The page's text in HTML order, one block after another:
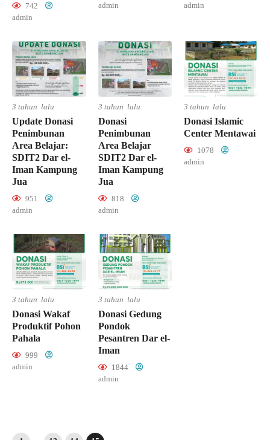
742
admin
admin
admin
3 tahun lalu
Update Donasi
Penimbunan
Area Belajar:
SDIT2 Dar el-
Iman Kampung
Jua
951
admin
3 tahun lalu
Donasi
Penimbunan
Area Belajar
SDIT2 Dar el-
Iman Kampung
Jua
818
admin
3 tahun lalu
Donasi Islamic
Center Mentawai
1078
admin
3 tahun lalu
Donasi Wakaf
Produktif Pohon
Pahala
999
admin
3 tahun lalu
Donasi Gedung
Pondok
Pesantren Dar el-
Iman
1844
admin